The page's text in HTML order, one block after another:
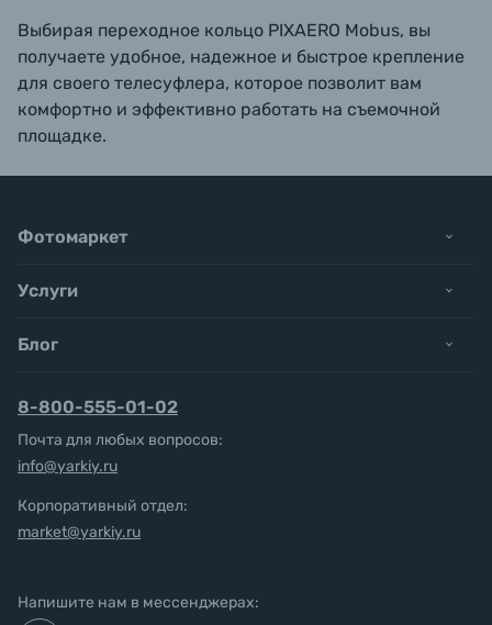
Выбирая переходное кольцо PIXAERO Mobus, вы
получаете удобное, надежное и быстрое крепление
для своего телесуфлера, которое позволит вам
комфортно и эффективно работать на съемочной
площадке.
Фотомаркет
Услуги
Блог
8-800-555-01-02
Почта для любых вопросов:
info@yarkiy.ru
Корпоративный отдел:
market@yarkiy.ru
Напишите нам в мессенджерах: